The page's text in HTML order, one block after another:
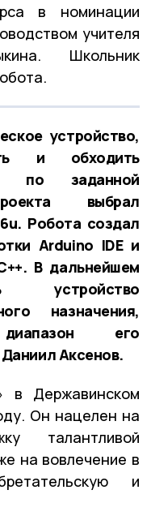
в номинации
учителя
Школьник
устройство,
и обходить
по заданной
выбрал
Робота создал
Arduino IDE и
В дальнейшем
устройство
назначения,
его
Аксенов.
в Державинском
Он нацелен на
талантливой
на вовлечение в
и